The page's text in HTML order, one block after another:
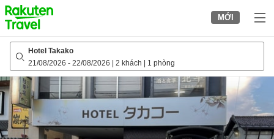
to
top
page
MỚI
Hotel Takako
21/08/2026 - 22/08/2026 2 khách 1 phòng